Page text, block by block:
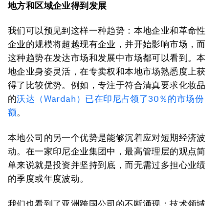
地方和区域企业得到发展
我们可以预见到这样一种趋势：本地企业和革命性
企业的规模将超越现有企业，并开始影响市场，而
这种趋势在发达市场和发展中市场都可以看到。本
地企业身姿灵活，在专卖权和本地市场熟悉度上获
得了比较优势。例如，专注于符合清真要求化妆品
的沃达（Wardah）已在印尼占领了30％的市场份
额。
本地公司的另一个优势是能够沉着应对短期经济波
动。在一家印尼企业集团中，最高管理层的观点简
单来说就是投资并坚持到底，而无需过多担心业绩
的季度或年度波动。
我们也看到了亚洲跨国公司的不断涌现：技术领域